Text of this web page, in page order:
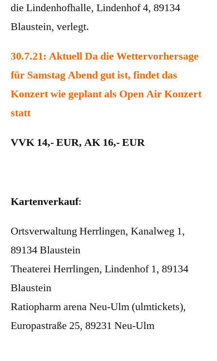
die Lindenhofhalle, Lindenhof 4, 89134
Blaustein, verlegt.
30.7.21: Aktuell Da die Wettervorhersage
für Samstag Abend gut ist, findet das
Konzert wie geplant als Open Air Konzert
statt
VVK 14,- EUR, AK 16,- EUR
Kartenverkauf:
Ortsverwaltung Herrlingen, Kanalweg 1,
89134 Blaustein
Theaterei Herrlingen, Lindenhof 1, 89134
Blaustein
Ratiopharm arena Neu-Ulm (ulmtickets),
Europastraße 25, 89231 Neu-Ulm